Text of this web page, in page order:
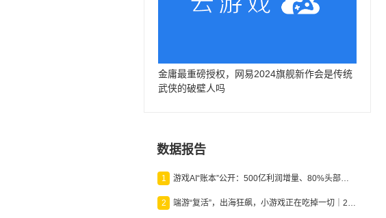
金庸最重磅授权，网易2024旗舰新作会是传统
武侠的破壁人吗
数据报告
1 游戏AI“账本”公开：500亿利润增量、80%头部入局，谁在闷声发财？
2 端游“复活”，出海狂飙，小游戏正在吃掉一切｜2026上半年产业报告